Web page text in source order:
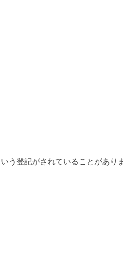
う登記がされていることがあり